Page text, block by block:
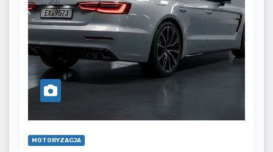
MOTORYZACJA